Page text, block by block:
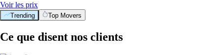
Voir les prix
Trending Top Movers
Ce que disent nos clients